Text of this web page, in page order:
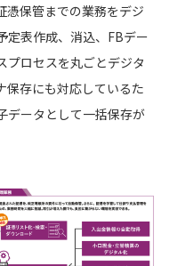
憑保管までの業務をデジ
定表作成、消込、FBデー
プロセスを丸ごとデジタ
保存にも対応しているた
データとして一括保存が